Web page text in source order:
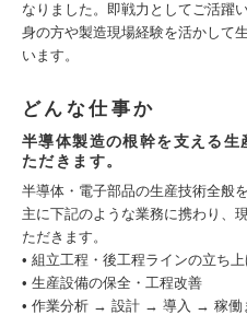
なりました。即戦力としてご活躍
身の方や製造現場経験を活かして
います。
どんな仕事か
半導体製造の根幹を支える
ただきます。
半導体・電子部品の生産技術全般
主に下記のような業務に携わり、
ただきます。
• 組立工程・後工程ラインの立ち
• 生産設備の保全・工程改善
• 作業分析 → 設計 → 導入 → 稼働